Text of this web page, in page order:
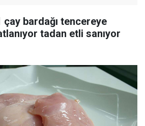
bardağı tencereye
tadan etli sanıyor